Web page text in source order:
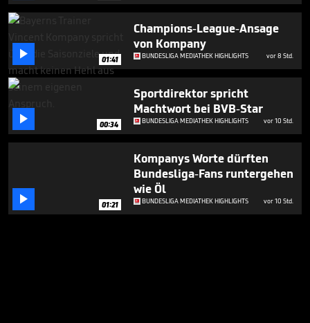
 01:41
Champions-League-Ansage
von Kompany
BUNDESLIGA MEDIATHEK HIGHLIGHTS vor 8 Std.
 00:34
Sportdirektor spricht
Machtwort bei BVB-Star
BUNDESLIGA MEDIATHEK HIGHLIGHTS vor 10 Std.
 01:21
Kompanys Worte dürften
Bundesliga-Fans runtergehen
wie Öl
BUNDESLIGA MEDIATHEK HIGHLIGHTS vor 10 Std.